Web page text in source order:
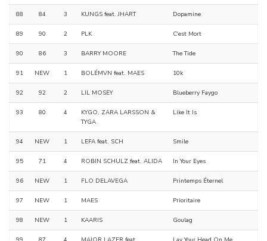
88 84 3 KUNGS feat. JHART Dopamine
89 90 2 PLK C'est Mort
90 86 3 BARRY MOORE The Tide
91 NEW 1 BOLÉMVN feat. MAES 10k
92 92 2 LIL MOSEY Blueberry Faygo
93 80 4
KYGO, ZARA LARSSON &
TYGA
Like It Is
94 NEW 1 LEFA feat. SCH Smile
95 71 4 ROBIN SCHULZ feat. ALIDA In Your Eyes
96 NEW 1 FLO DELAVEGA Printemps Éternel
97 NEW 1 MAES Prioritaire
98 NEW 1 KAARIS Goulag